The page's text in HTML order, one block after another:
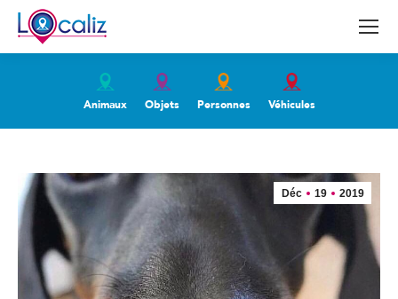
Animaux Objets Personnes Véhicules
Déc 19 2019